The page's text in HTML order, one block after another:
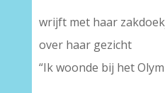
wrijft met haar
over haar gezicht
“Ik woonde bij het